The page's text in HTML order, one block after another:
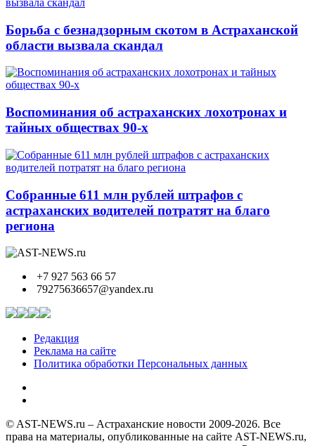
Борьба с безнадзорным скотом в Астраханской
области вызвала скандал
Воспоминания об астраханских лохотронах и
тайных обществах 90-х
Собранные 611 млн рублей штрафов с
астраханских водителей потратят на благо
региона
+7 927 563 66 57
79275636657@yandex.ru
Редакция
Реклама на сайте
Политика обработки Персональных данных
© AST-NEWS.ru – Астраханские новости 2009-2026. Все
права на материалы, опубликованные на сайте AST-NEWS.ru,